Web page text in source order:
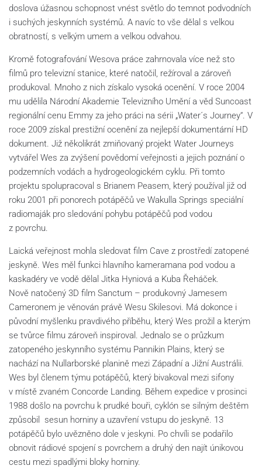
doslova úžasnou schopnost vnést světlo do temnot podvodních
i suchých jeskynních systémů. A navíc to vše dělal s velkou
obratností, s velkým umem a velkou odvahou.
Kromě fotografování Wesova práce zahrnovala více než sto
filmů pro televizní stanice, které natočil, režíroval a zároveň
produkoval. Mnoho z nich získalo vysoká ocenění. V roce 2004
mu udělila Národní Akademie Televizního Umění a věd Suncoast
regionální cenu Emmy za jeho práci na sérii „Water´s Journey“. V
roce 2009 získal prestižní ocenění za nejlepší dokumentární HD
dokument. Již několikrát zmiňovaný projekt Water Journeys
vytvářel Wes za zvýšení povědomí veřejnosti a jejich poznání o
podzemních vodách a hydrogeologickém cyklu. Při tomto
projektu spolupracoval s Brianem Peasem, který používal již od
roku 2001 při ponorech potápěčů ve Wakulla Springs speciální
radiomaják pro sledování pohybu potápěčů pod vodou
z povrchu.
Laická veřejnost mohla sledovat film Cave z prostředí zatopené
jeskyně. Wes měl funkci hlavního kameramana pod vodou a
kaskadéry ve vodě dělal Jitka Hyniová a Kuba Řeháček.
Nově natočený 3D film Sanctum – produkovný Jamesem
Cameronem je věnován právě Wesu Skilesovi. Má dokonce i
původní myšlenku pravdivého příběhu, který Wes prožil a kterým
se tvůrce filmu zároveň inspiroval. Jednalo se o průzkum
zatopeného jeskynního systému Pannikin Plains, který se
nachází na Nullarborské planině mezi Západní a Jižní Austrálii.
Wes byl členem týmu potápěčů, který bivakoval mezi sifony
v místě zvaném Concorde Landing. Během expedice v prosinci
1988 došlo na povrchu k prudké bouři, cyklón se silným deštěm
způsobil sesun horniny a uzavření vstupu do jeskyně. 13
potápěčů bylo uvězněno dole v jeskyni. Po chvíli se podařilo
obnovit rádiové spojení s povrchem a druhý den najít únikovou
cestu mezi spadlými bloky horniny.